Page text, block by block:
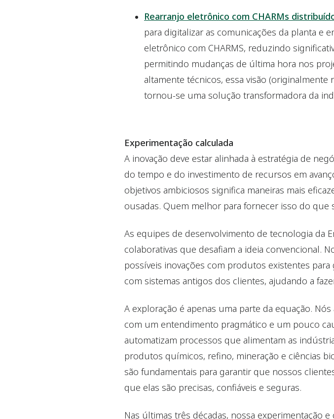
Rearranjo eletrônico com CHARMs
para digitalizar as comunicações da planta e
eletrônico com CHARMS, reduzindo
permitindo mudanças de última hora nos
altamente técnicos, essa visão
tornou-se uma solução transformadora da
Experimentação calculada
A inovação deve estar alinhada à estratégia de
do tempo e do investimento de recursos em
objetivos ambiciosos significa maneiras mais
ousadas. Quem melhor para fornecer isso do que
As equipes de desenvolvimento de tecnologia da
colaborativas que desafiam a ideia convencional.
possíveis inovações com produtos existentes
com sistemas antigos dos clientes, ajudando a
A exploração é apenas uma parte da equação.
com um entendimento pragmático e um pouco
automatizam processos que alimentam as
produtos químicos, refino, mineração e ciências
são fundamentais para garantir que nossos
que elas são precisas, confiáveis e seguras.
Nas últimas três décadas, nossa experimentação